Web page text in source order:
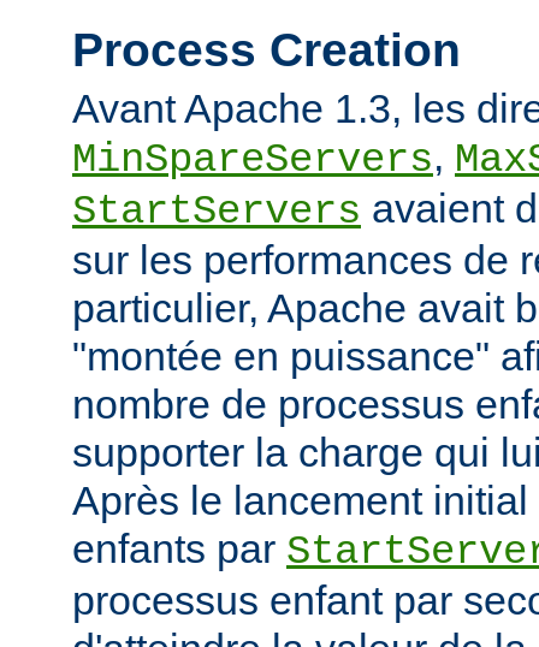
Process Creation
Avant Apache 1.3, les
MinSpareServers,
StartServers avaient
sur les performances de
particulier, Apache avait
"montée en puissance"
nombre de processus
supporter la charge qui
Après le lancement
enfants par
processus enfant par